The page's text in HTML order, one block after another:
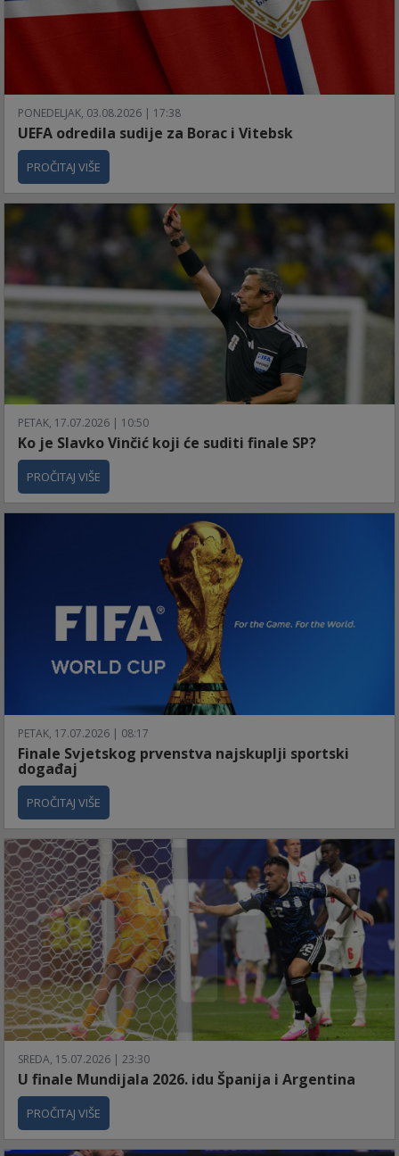
PONEDELJAK, 03.08.2026 | 17:38
UEFA odredila sudije za Borac i Vitebsk
PROČITAJ VIŠE
PETAK, 17.07.2026 | 10:50
Ko je Slavko Vinčić koji će suditi finale SP?
PROČITAJ VIŠE
PETAK, 17.07.2026 | 08:17
Finale Svjetskog prvenstva najskuplji sportski
događaj
PROČITAJ VIŠE
SREDA, 15.07.2026 | 23:30
U finale Mundijala 2026. idu Španija i Argentina
PROČITAJ VIŠE